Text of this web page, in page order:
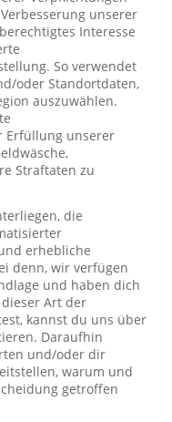
unserer
Interesse
So verwendet
oder Standortdaten,
auszuwählen.
Erfüllung unserer
Straftaten zu
die
erhebliche
denn, wir verfügen
und haben dich
Art der
kannst du uns über
Daraufhin
und/oder dir
warum und
getroffen